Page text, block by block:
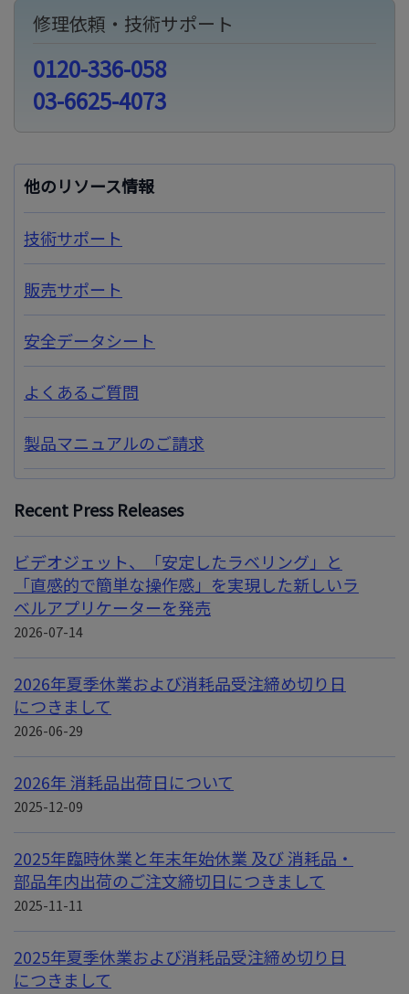
修理依頼・技術サポート
0120-336-058
03-6625-4073
他のリソース情報
技術サポート
販売サポート
安全データシート
よくあるご質問
製品マニュアルのご請求
Recent Press Releases
ビデオジェット、「安定したラベリング」と
「直感的で簡単な操作感」を実現した新しいラ
ベルアプリケーターを発売
2026-07-14
2026年夏季休業および消耗品受注締め切り日
につきまして
2026-06-29
2026年 消耗品出荷日について
2025-12-09
2025年臨時休業と年末年始休業 及び 消耗品・
部品年内出荷のご注文締切日につきまして
2025-11-11
2025年夏季休業および消耗品受注締め切り日
につきまして